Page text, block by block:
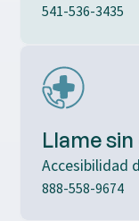
541-536-3435
Llame
Accesibilidad
888-558-9674